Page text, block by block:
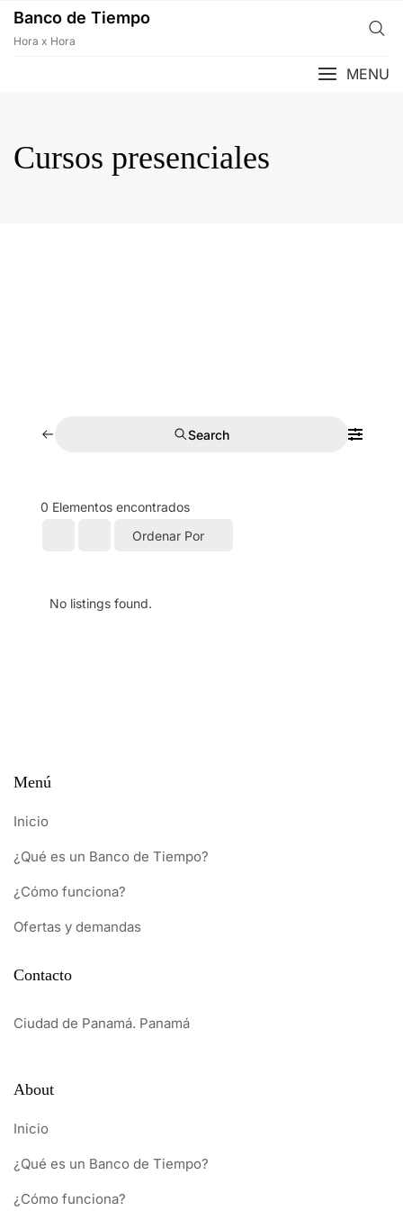
Banco de Tiempo
Hora x Hora
MENU
Cursos presenciales
Search
0 Elementos encontrados
Ordenar Por
No listings found.
Menú
Inicio
¿Qué es un Banco de Tiempo?
¿Cómo funciona?
Ofertas y demandas
Contacto
Ciudad de Panamá. Panamá
About
Inicio
¿Qué es un Banco de Tiempo?
¿Cómo funciona?